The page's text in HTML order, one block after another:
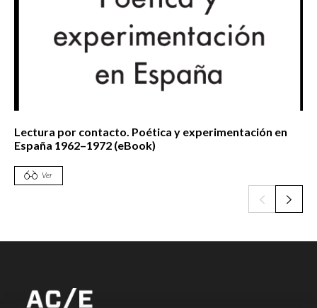
Lectura por contacto. Poética y experimentación en
España 1962–1972 (eBook)
Ver